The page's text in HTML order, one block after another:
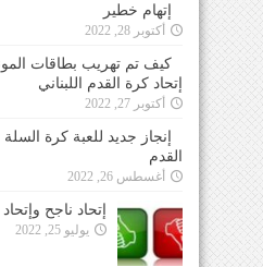
إتهام خطير
أكتوبر 28, 2022
كيف تم تهريب بطاقات
إتحاد كرة القدم اللبناني
أكتوبر 27, 2022
إنجاز جديد للعبة كرة
القدم
أغسطس 26, 2022
إتحاد ناجح
يوليو 25, 2022